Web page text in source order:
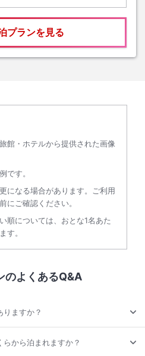
プランを見る
館・ホテルから提供された画像
です。
になる場合があります。ご利用
にご確認ください。
順については、おとな1名あた
す。
のよくあるQ&A
ますか？
から泊まれますか？